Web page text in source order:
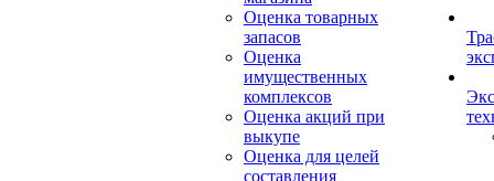
Оценка товарных
запасов
Оценка
имущественных
комплексов
Оценка акций при
выкупе
Оценка для целей
составления